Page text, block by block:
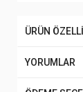
ÜRÜN
YORUMLAR